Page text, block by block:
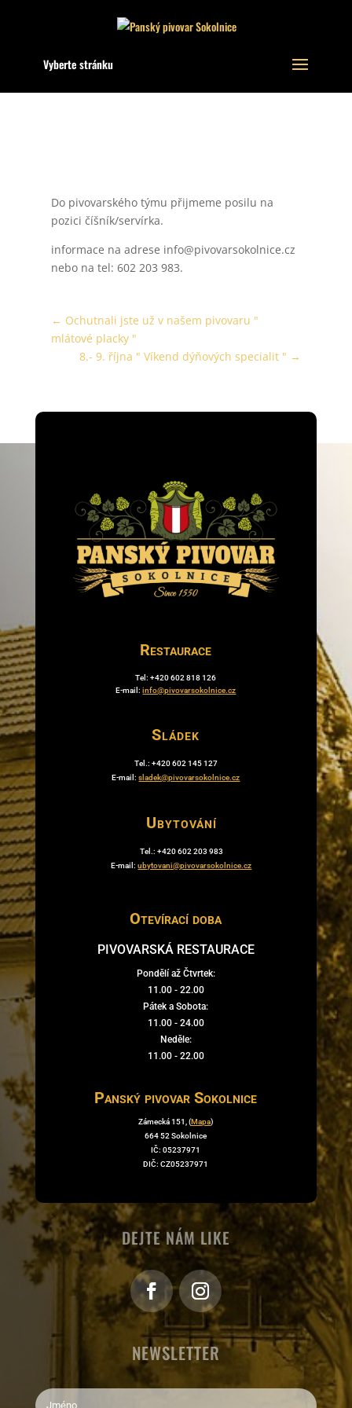
Vyberte stránku
Do pivovarského týmu přijmeme posilu na
pozici číšník/servírka.
informace na adrese info@pivovarsokolnice.cz
nebo na tel: 602 203 983.
← Ochutnali jste už v našem pivovaru "
mlátové placky "
8.- 9. října " Víkend dýňových specialit " →
Restaurace
Tel: +420 602 818 126
E-mail:info@pivovarsokolnice.cz
Sládek
Tel.: +420 602 145 127
E-mail:sladek@pivovarsokolnice.cz
Ubytování
Tel.: +420 602 203 983
E-mail:ubytovani@pivovarsokolnice.cz
Otevírací doba
PIVOVARSKÁ RESTAURACE
Pondělí až Čtvrtek:
11.00 - 22.00
Pátek a Sobota:
11.00 - 24.00
Neděle:
11.00 - 22.00
Panský pivovar Sokolnice
Zámecká 151, (Mapa)
664 52 Sokolnice
IČ: 05237971
DIČ: CZ05237971
DEJTE NÁM LIKE
NEWSLETTER